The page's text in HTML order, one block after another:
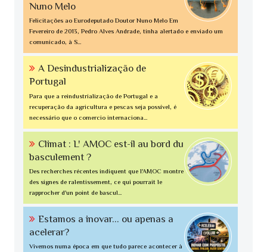
Nuno Melo
Felicitações ao Eurodeputado Doutor Nuno Melo Em
Fevereiro de 2013, Pedro Alves Andrade, tinha alertado e enviado um
comunicado, à S...
A Desindustrialização de
Portugal
Para que a reindustrialização de Portugal e a
recuperação da agricultura e pescas seja possível, é
necessário que o comercio internaciona...
Climat : L' AMOC est-il au bord du
basculement ?
Des recherches récentes indiquent que l'AMOC montre
des signes de ralentissement, ce qui pourrait le
rapprocher d'un point de bascul...
Estamos a inovar... ou apenas a
acelerar?
Vivemos numa época em que tudo parece acontecer à